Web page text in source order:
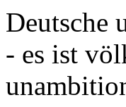
Deutsche
- es ist